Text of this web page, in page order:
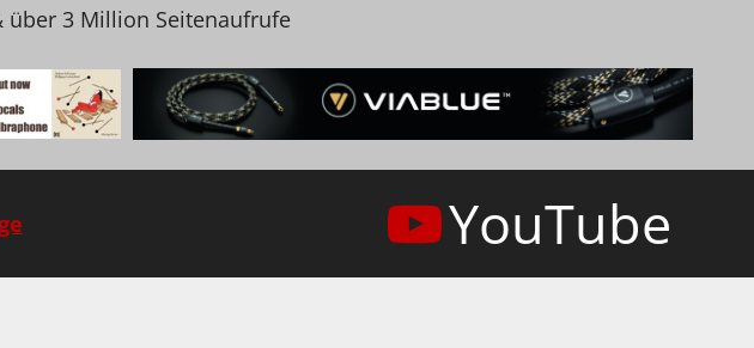
über 3 Million Seitenaufrufe
YouTube